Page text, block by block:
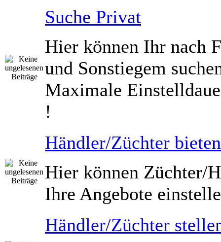
Suche Privat
Hier können Ihr nach
und Sonstiegem
Maximale
!
Händler/Züchter
Hier können Züchter/
Ihre Angebote
Händler/Züchter